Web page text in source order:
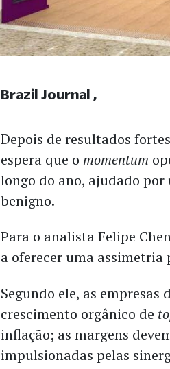
Depois de resultados
espera que o momentum
longo do ano, ajudado
benigno.
Para o analista Felipe
a oferecer uma assimetria
Segundo ele, as
crescimento orgânico de
inflação; as margens
impulsionadas pelas
Brazil Journal